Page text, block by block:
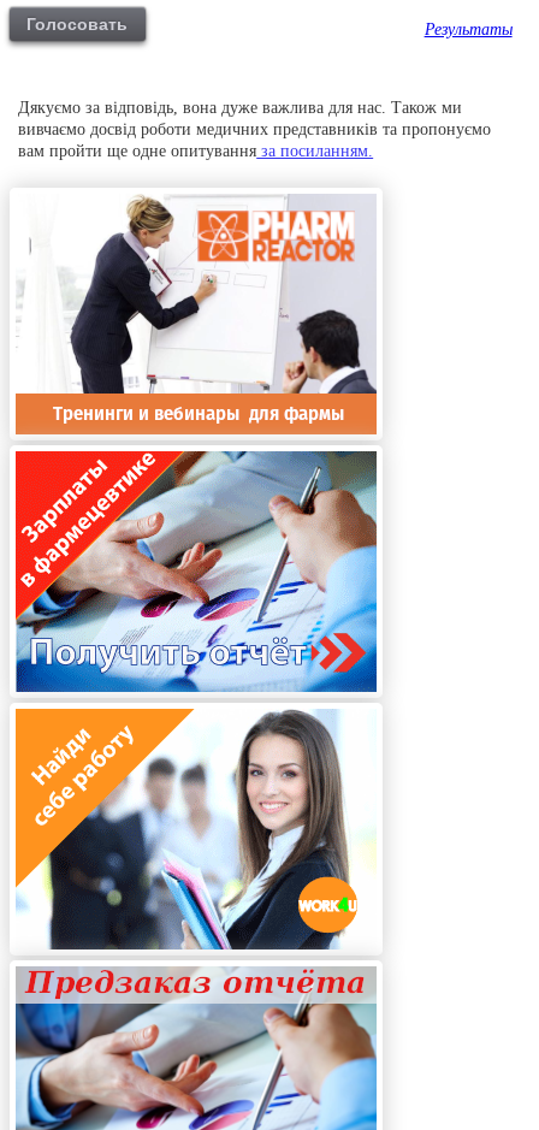
Результаты
Дякуємо за відповідь, вона дуже важлива для нас. Також ми
вивчаємо досвід роботи медичних представників та пропонуємо
вам пройти ще одне опитування за посиланням.